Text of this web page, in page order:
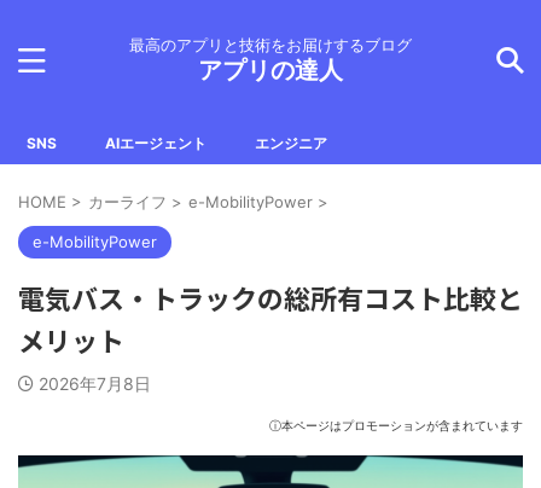
最高のアプリと技術をお届けするブログ
アプリの達人
SNS AIエージェント エンジニア
HOME > カーライフ > e-MobilityPower >
e-MobilityPower
電気バス・トラックの総所有コスト比較と
メリット
2026年7月8日
ⓘ本ページはプロモーションが含まれています